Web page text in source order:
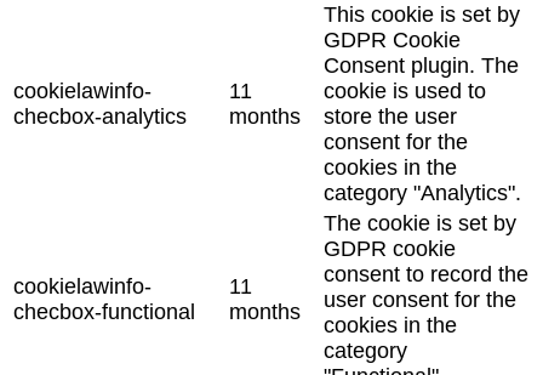
cookielawinfo-
checbox-analytics
11
months
This cookie is set by
GDPR Cookie
Consent plugin. The
cookie is used to
store the user
consent for the
cookies in the
category "Analytics".
cookielawinfo-
checbox-functional
11
months
The cookie is set by
GDPR cookie
consent to record the
user consent for the
cookies in the
category